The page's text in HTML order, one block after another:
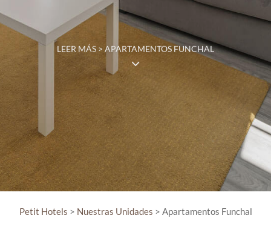
LEER MÁS > APARTAMENTOS FUNCHAL
Petit Hotels > Nuestras Unidades > Apartamentos Funchal